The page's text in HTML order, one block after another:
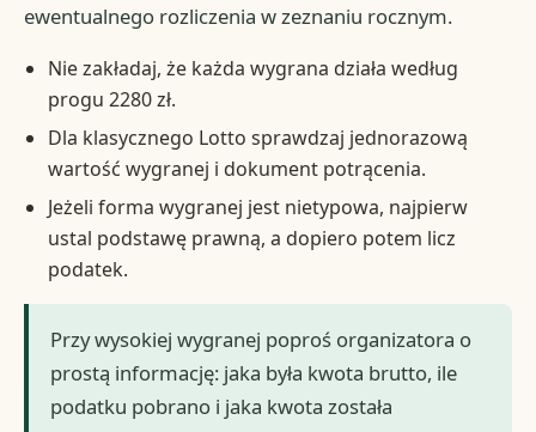
ewentualnego rozliczenia w zeznaniu rocznym.
Nie zakładaj, że każda wygrana działa według
progu 2280 zł.
Dla klasycznego Lotto sprawdzaj jednorazową
wartość wygranej i dokument potrącenia.
Jeżeli forma wygranej jest nietypowa, najpierw
ustal podstawę prawną, a dopiero potem licz
podatek.
Przy wysokiej wygranej poproś organizatora o
prostą informację: jaka była kwota brutto, ile
podatku pobrano i jaka kwota została